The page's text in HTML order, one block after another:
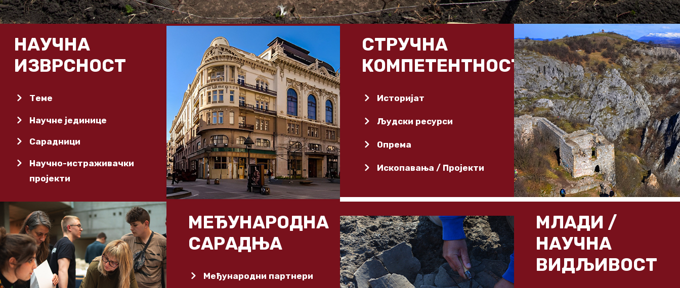
НАУЧНА
ИЗВРСНОСТ
Теме
Научне јединице
Сарадници
Научно-истраживачки
пројекти
СТРУЧНА
КОМПЕТЕНТНОСТ
Историјат
Људски ресурси
Опрема
Ископавања / Пројекти
МЕЂУНАРОДНА
САРАДЊА
Међународни партнери
МЛАДИ /
НАУЧНА
ВИДЉИВОСТ